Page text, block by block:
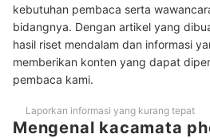
Peringkat Kacamata Photochromic untuk
Cara membersihkan kacamata
Baca juga rekomendasi kacamata lainnya
kebutuhan pembaca serta
bidangnya. Dengan artikel yang
hasil riset mendalam dan informasi
memberikan konten yang dapat
pembaca kami.
Laporkan informasi yang kurang tepat
Mengenal kacamata